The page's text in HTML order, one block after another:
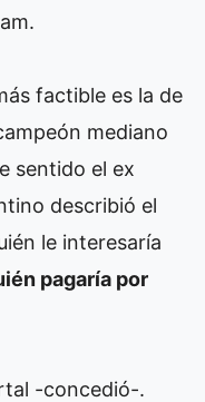
factible es la de
mediano
sentido el ex
describió el
le interesaría
pagaría por
-concedió-.